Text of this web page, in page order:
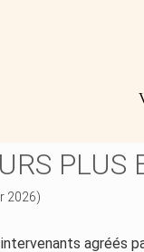
PLUS
2026)
agréés